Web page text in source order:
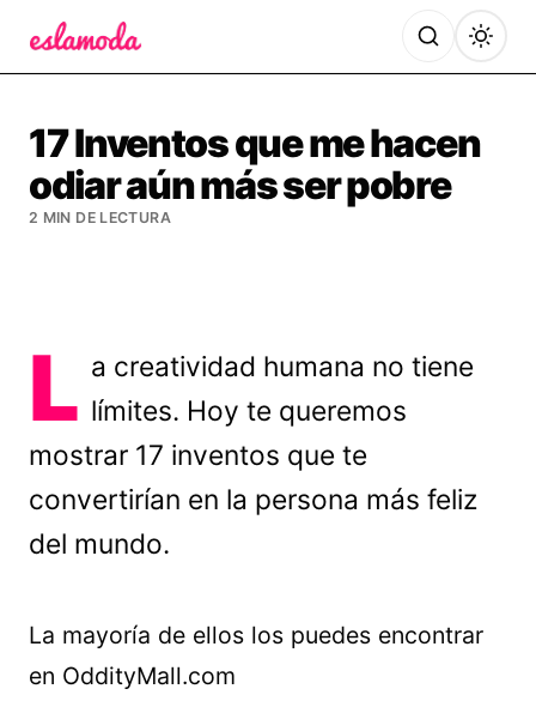
17 Inventos que me hacen
odiar aún más ser pobre
2 MIN DE LECTURA
L a creatividad humana no tiene
límites. Hoy te queremos
mostrar 17 inventos que te
convertirían en la persona más feliz
del mundo.
La mayoría de ellos los puedes encontrar
en OddityMall.com